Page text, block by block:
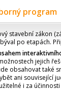
program
stavební zákon
po etapách.
jejich
obsahovat také
ani související
i za